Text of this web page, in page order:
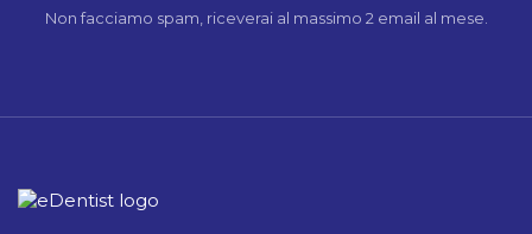
Non facciamo spam, riceverai al massimo 2 email al mese.